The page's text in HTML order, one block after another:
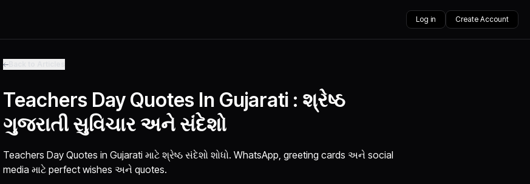
Log in Create Account
Teachers Day Quotes In Gujarati : શ્રેષ્ઠ
ગુજરાતી સુવિચાર અને સંદેશો
Teachers Day Quotes in Gujarati માટે શ્રેષ્ઠ સંદેશો શોધો. WhatsApp, greeting cards અને social
media માટે perfect wishes અને quotes.